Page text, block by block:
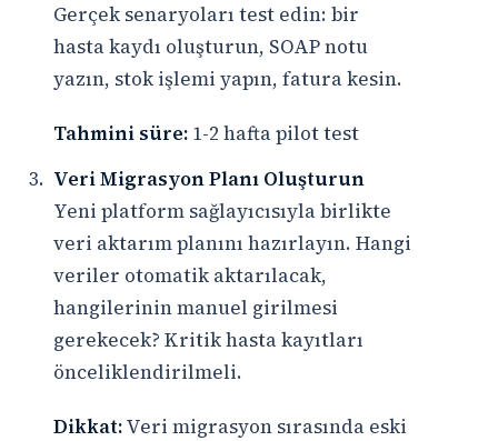
Gerçek senaryoları test edin: bir
hasta kaydı oluşturun, SOAP notu
yazın, stok işlemi yapın, fatura kesin.
Tahmini süre: 1-2 hafta pilot test
Veri Migrasyon Planı Oluşturun
Yeni platform sağlayıcısıyla birlikte
veri aktarım planını hazırlayın. Hangi
veriler otomatik aktarılacak,
hangilerinin manuel girilmesi
gerekecek? Kritik hasta kayıtları
önceliklendirilmeli.
Dikkat:Veri migrasyon sırasında eski